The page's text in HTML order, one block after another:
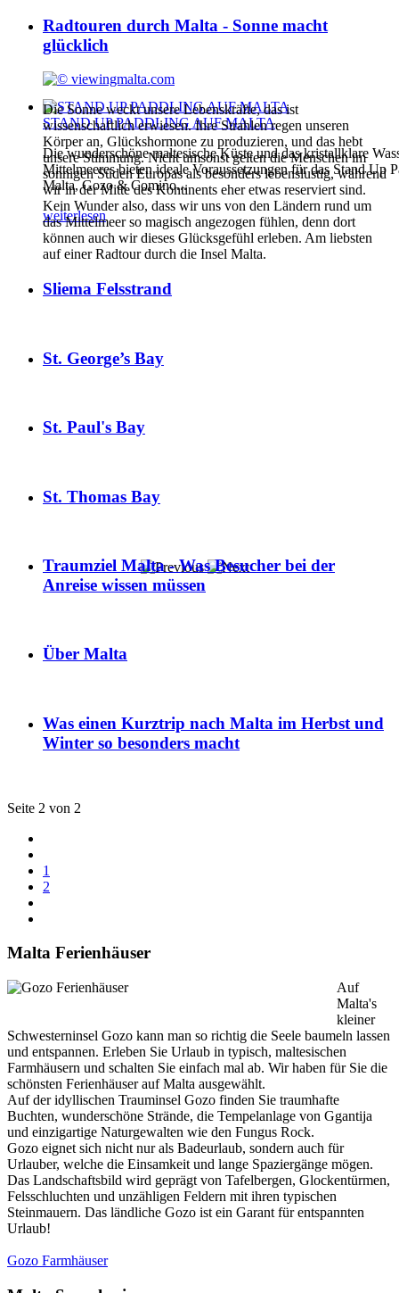
STAND UP PADDLING AUF MALTA
Die wunderschöne maltesische Küste und das kristallklare
Mittelmeeres bieten ideale Voraussetzungen für das Stand Up
Malta, Gozo & Comino...
weiterlesen
Radtouren durch Malta - Sonne macht
glücklich
Die Sonne weckt unsere Lebenskräfte, das ist
wissenschaftlich erwiesen. Ihre Strahlen regen unseren
Körper an, Glückshormone zu produzieren, und das hebt
unsere Stimmung. Nicht umsonst gelten die Menschen im
sonnigen Süden Europas als besonders lebenslustig, während
wir in der Mitte des Kontinents eher etwas reserviert sind.
Kein Wunder also, dass wir uns von den Ländern rund um
das Mittelmeer so magisch angezogen fühlen, denn dort
können auch wir dieses Glücksgefühl erleben. Am liebsten
auf einer Radtour durch die Insel Malta.
Sliema Felsstrand
St. George’s Bay
St. Paul's Bay
St. Thomas Bay
Traumziel Malta - Was Besucher bei der
Anreise wissen müssen
Über Malta
Was einen Kurztrip nach Malta im Herbst und
Winter so besonders macht
Seite 2 von 2
1
2
Malta Ferienhäuser
Auf
Malta's
kleiner
Schwesterninsel Gozo kann man so richtig die Seele baumeln lassen
und entspannen. Erleben Sie Urlaub in typisch, maltesischen
Farmhäusern und schalten Sie einfach mal ab. Wir haben für Sie die
schönsten Ferienhäuser auf Malta ausgewählt.
Auf der idyllischen Trauminsel Gozo finden Sie traumhafte
Buchten, wunderschöne Strände, die Tempelanlage von Ggantija
und einzigartige Naturgewalten wie den Fungus Rock.
Gozo eignet sich nicht nur als Badeurlaub, sondern auch für
Urlauber, welche die Einsamkeit und lange Spaziergänge mögen.
Das Landschaftsbild wird geprägt von Tafelbergen, Glockentürmen,
Felsschluchten und unzähligen Feldern mit ihren typischen
Steinmauern. Das ländliche Gozo ist ein Garant für entspannten
Urlaub!
Gozo Farmhäuser